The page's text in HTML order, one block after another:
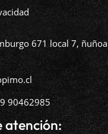
671 local 7,
90462985‬
atención: